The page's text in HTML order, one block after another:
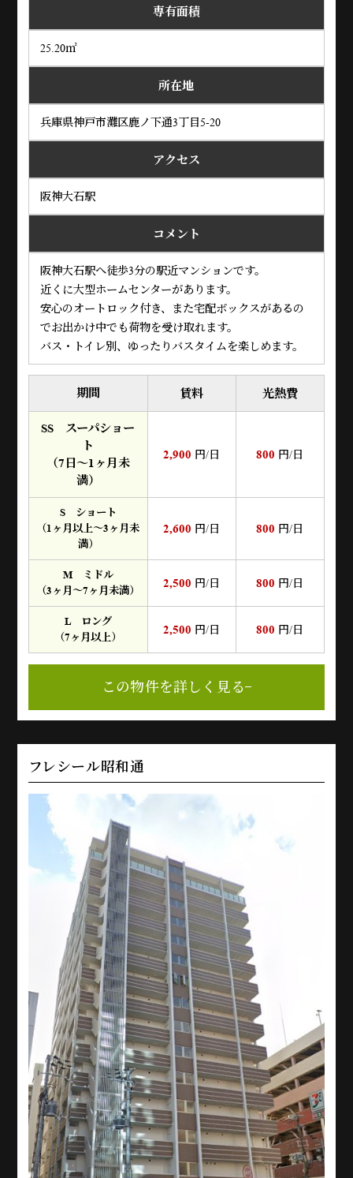
専有面積
25.20㎡
所在地
兵庫県神戸市灘区鹿ノ下通3丁目5-20
アクセス
阪神大石駅
コメント
阪神大石駅へ徒歩3分の駅近マンションです。
近くに大型ホームセンターがあります。
安心のオートロック付き、また宅配ボックスがあるの
でお出かけ中でも荷物を受け取れます。
バス・トイレ別、ゆったりバスタイムを楽しめます。
期間 賃料 光熱費
SS スーパショー
ト
（7日～1ヶ月未
満）
2,900 円/日 800 円/日
S ショート
（1ヶ月以上～3ヶ月未
満）
2,600 円/日 800 円/日
M ミドル
（3ヶ月～7ヶ月未満）
2,500 円/日 800 円/日
L ロング
（7ヶ月以上）
2,500 円/日 800 円/日
この物件を詳しく見る
フレシール昭和通